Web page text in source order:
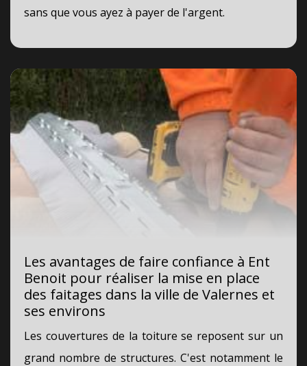
sans que vous ayez à payer de l'argent.
Les avantages de faire confiance à Ent
Benoit pour réaliser la mise en place
des faitages dans la ville de Valernes et
ses environs
Les couvertures de la toiture se reposent sur un
grand nombre de structures. C'est notamment le